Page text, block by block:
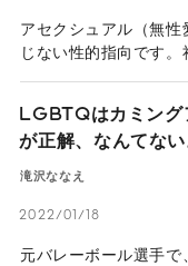
アセクシュアル（無
じない性的指向です
LGBTQはカミング
が正解、なんてない
滝沢ななえ
2022/01/18
元バレーボール選手